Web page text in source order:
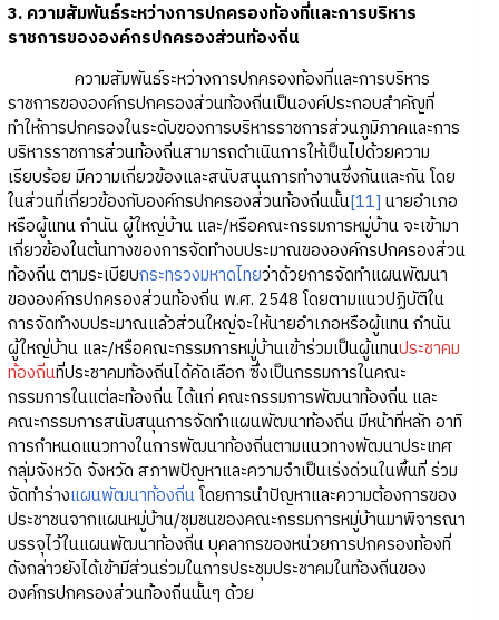
3. ความสัมพันธ์ระหว่างการปกครองท้องที่และการบริหาร
ราชการขององค์กรปกครองส่วนท้องถิ่น
ความสัมพันธ์ระหว่างการปกครองท้องที่และการบริหาร
ราชการขององค์กรปกครองส่วนท้องถิ่นเป็นองค์ประกอบสำคัญที่
ทำให้การปกครองในระดับของการบริหารราชการส่วนภูมิภาคและการ
บริหารราชการส่วนท้องถิ่นสามารถดำเนินการให้เป็นไปด้วยความ
เรียบร้อย มีความเกี่ยวข้องและสนับสนุนการทำงานซึ่งกันและกัน โดย
ในส่วนที่เกี่ยวข้องกับองค์กรปกครองส่วนท้องถิ่นนั้น[11] นายอำเภอ
หรือผู้แทน กำนัน ผู้ใหญ่บ้าน และ/หรือคณะกรรมการหมู่บ้าน จะเข้ามา
เกี่ยวข้องในต้นทางของการจัดทำงบประมาณขององค์กรปกครองส่วน
ท้องถิ่น ตามระเบียบกระทรวงมหาดไทยว่าด้วยการจัดทำแผนพัฒนา
ขององค์กรปกครองส่วนท้องถิ่น พ.ศ. 2548 โดยตามแนวปฏิบัติใน
การจัดทำงบประมาณแล้วส่วนใหญ่จะให้นายอำเภอหรือผู้แทน กำนัน
ผู้ใหญ่บ้าน และ/หรือคณะกรรมการหมู่บ้านเข้าร่วมเป็นผู้แทนประชาคม
ท้องถิ่นที่ประชาคมท้องถิ่นได้คัดเลือก ซึ่งเป็นกรรมการในคณะ
กรรมการในแต่ละท้องถิ่น ได้แก่ คณะกรรมการพัฒนาท้องถิ่น และ
คณะกรรมการสนับสนุนการจัดทำแผนพัฒนาท้องถิ่น มีหน้าที่หลัก อาทิ
การกำหนดแนวทางในการพัฒนาท้องถิ่นตามแนวทางพัฒนาประเทศ
กลุ่มจังหวัด จังหวัด สภาพปัญหาและความจำเป็นเร่งด่วนในพื้นที่ ร่วม
จัดทำร่างแผนพัฒนาท้องถิ่นโดยการนำปัญหาและความต้องการของ
ประชาชนจากแผนหมู่บ้าน/ชุมชนของคณะกรรมการหมู่บ้านมาพิจารณา
บรรจุไว้ในแผนพัฒนาท้องถิ่น บุคลากรของหน่วยการปกครองท้องที่
ดังกล่าวยังได้เข้ามีส่วนร่วมในการประชุมประชาคมในท้องถิ่นของ
องค์กรปกครองส่วนท้องถิ่นนั้นๆ ด้วย